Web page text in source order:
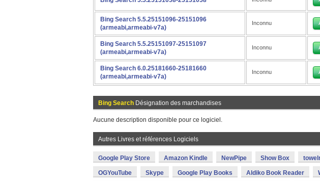
Bing Search 5.5.25151096-25151096
(armeabi,armeabi-v7a)
Inconnu
Bing Search 5.5.25151097-25151097
(armeabi,armeabi-v7a)
Inconnu
Bing Search 6.0.25181660-25181660
(armeabi,armeabi-v7a)
Inconnu
Bing Search Désignation des marchandises
Aucune description disponible pour ce logiciel.
Autres Livres et références Logiciels
Google Play Store Amazon Kindle NewPipe Show Box
OGYouTube Skype Google Play Books Aldiko Book Reader